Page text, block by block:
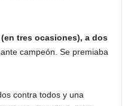
tres ocasiones), a dos
campeón. Se premiaba
contra todos y una